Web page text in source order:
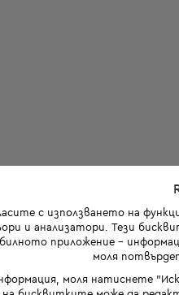
с използването на
и анализатори. Тези
приложение -
моля
моля натиснете